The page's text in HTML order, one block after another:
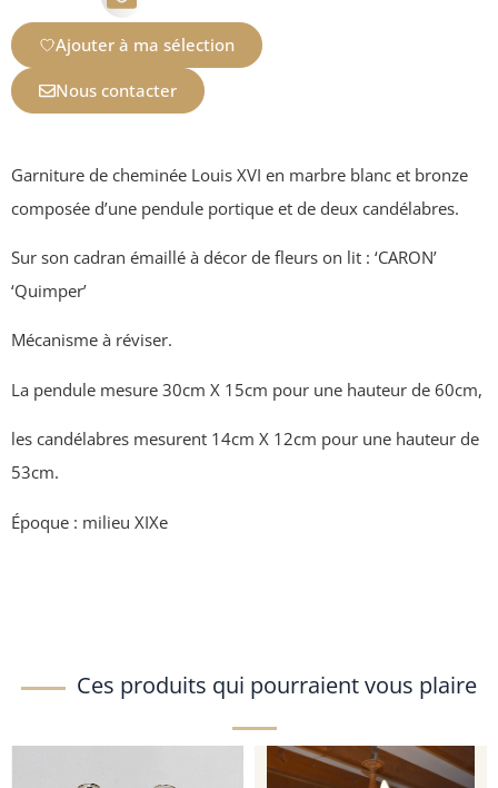
Ajouter à ma sélection
Nous contacter
Garniture de cheminée Louis XVI en marbre blanc et bronze
composée d’une pendule portique et de deux candélabres.
Sur son cadran émaillé à décor de fleurs on lit : ‘CARON’
‘Quimper’
Mécanisme à réviser.
La pendule mesure 30cm X 15cm pour une hauteur de 60cm,
les candélabres mesurent 14cm X 12cm pour une hauteur de
53cm.
Époque : milieu XIXe
Ces produits qui pourraient vous plaire